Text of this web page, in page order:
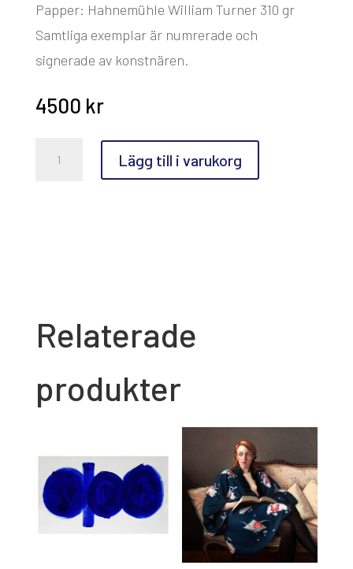
Papper: Hahnemühle William Turner 310 gr
Samtliga exemplar är numrerade och
signerade av konstnären.
4500 kr
Sikström,
Lägg till i varukorg
Relaterade
produkter